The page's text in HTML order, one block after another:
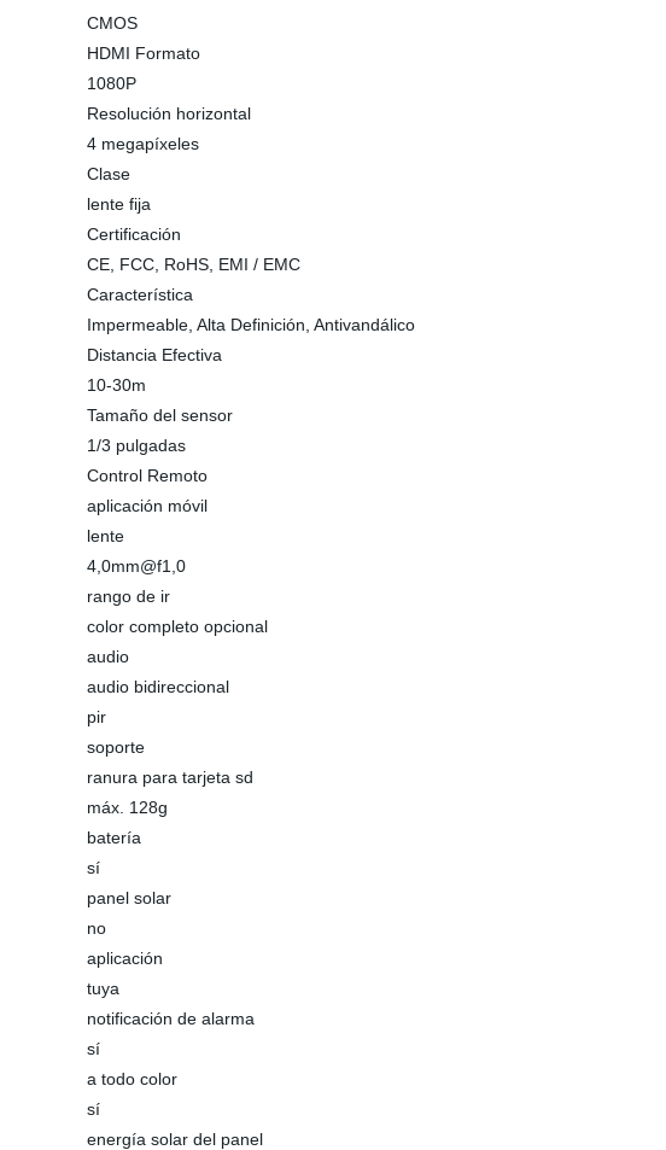
CMOS
HDMI Formato
1080P
Resolución horizontal
4 megapíxeles
Clase
lente fija
Certificación
CE, FCC, RoHS, EMI / EMC
Característica
Impermeable, Alta Definición, Antivandálico
Distancia Efectiva
10-30m
Tamaño del sensor
1/3 pulgadas
Control Remoto
aplicación móvil
lente
4,0mm@f1,0
rango de ir
color completo opcional
audio
audio bidireccional
pir
soporte
ranura para tarjeta sd
máx. 128g
batería
sí
panel solar
no
aplicación
tuya
notificación de alarma
sí
a todo color
sí
energía solar del panel